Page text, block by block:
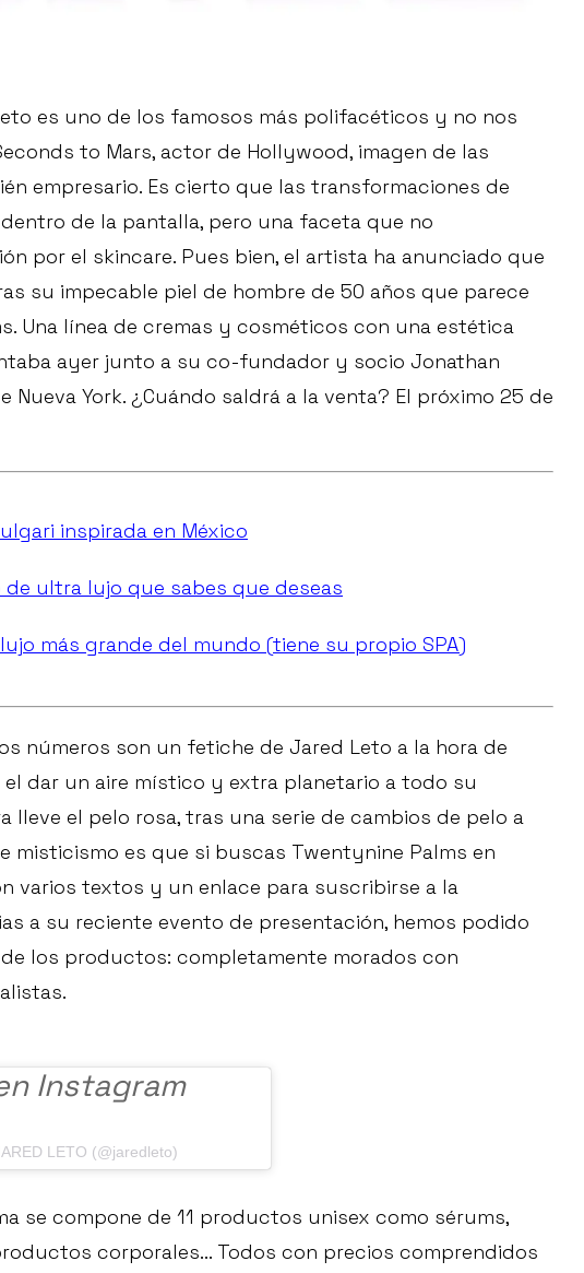
es uno de los famosos más polifacéticos y no nos
to Mars, actor de Hollywood, imagen de las
empresario. Es cierto que las transformaciones de
de la pantalla, pero una faceta que no
por el skincare. Pues bien, el artista ha anunciado que
su impecable piel de hombre de 50 años que parece
Una línea de cremas y cosméticos con una estética
ayer junto a su co-fundador y socio Jonathan
Nueva York. ¿Cuándo saldrá a la venta? El próximo 25 de
inspirada en México
de ultra lujo que sabes que deseas
más grande del mundo (tiene su propio SPA)
números son un fetiche de Jared Leto a la hora de
dar un aire místico y extra planetario a todo su
lleve el pelo rosa, tras una serie de cambios de pelo a
misticismo es que si buscas Twentynine Palms en
varios textos y un enlace para suscribirse a la
a su reciente evento de presentación, hemos podido
los productos: completamente morados con
Instagram
LETO (@jaredleto)
se compone de 11 productos unisex como sérums,
corporales... Todos con precios comprendidos